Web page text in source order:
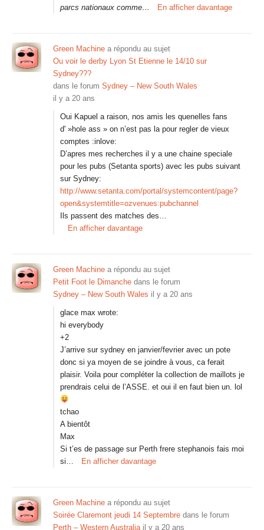
parcs nationaux comme…
En afficher davantage
Green Machine a répondu au sujet
Ou voir le derby Lyon St Etienne le 14/10 sur
Sydney???
dans le forum Sydney – New South Wales
il y a 20 ans
Oui Kapuel a raison, nos amis les quenelles fans
d' »hole ass » on n’est pas la pour regler de vieux
comptes :inlove:
D’apres mes recherches il y a une chaine speciale
pour les pubs (Setanta sports) avec les pubs suivant
sur Sydney:
http://www.setanta.com/portal/systemcontent/page?
open&systemtitle=ozvenues:pubchannel
Ils passent des matches des…
En afficher davantage
Green Machine a répondu au sujet
Petit Foot le Dimanche dans le forum
Sydney – New South Wales il y a 20 ans
glace max wrote:
hi everybody
+2
J’arrive sur sydney en janvier/fevrier avec un pote
donc si ya moyen de se joindre à vous, ca ferait
plaisir. Voila pour compléter la collection de maillots je
prendrais celui de l’ASSE. et oui il en faut bien un. lol
tchao
A bientôt
Max
Si t’es de passage sur Perth frere stephanois fais moi
si…
En afficher davantage
Green Machine a répondu au sujet
Soirée Claremont jeudi 14 Septembre dans le forum
Perth – Western Australia il y a 20 ans